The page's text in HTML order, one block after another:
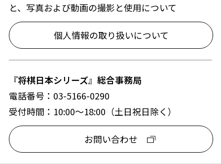
と、写真および動画の撮影と使用について
個人情報の取り扱いについて
『将棋日本シリーズ』総合事務局
電話番号：03-5166-0290
受付時間：10:00～18:00（土日祝日除く）
お問い合わせ